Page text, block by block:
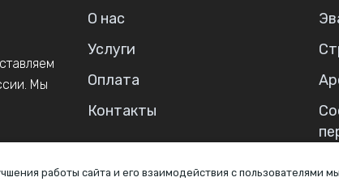
работы сайта и его взаимодействия с пользователями
Мы
О нас
Услуги
Оплата
Контакты